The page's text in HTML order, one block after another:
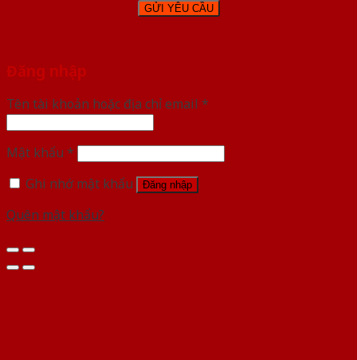
Đăng nhập
Tên tài khoản hoặc địa chỉ email *
Mật khẩu *
Ghi nhớ mật khẩu
Đăng nhập
Quên mật khẩu?